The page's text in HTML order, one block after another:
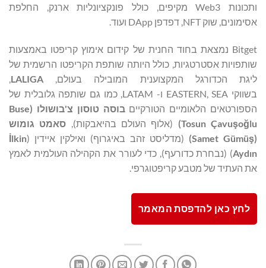
ותכונות Web3 מקיפים, כולל פונקציונליות ארנק, החלפת
אסימונים, שוק NFT, דפדפן DApp ועוד.
Bitget נמצאת בחוד החנית של קידום אימוץ קריפטו באמצעות
שותפויות אסטרטגיות, כולל היותה שותפת הקריפטו הרשמית של
ליגת הכדורגל המקצוענית המובילה בעולם, LALIGA
בשווקי EASTERN, SEA ו- LATAM, כמו גם שותפה גלובלית של
הספורטאים הלאומיים הטורקיים בוסה טוסון צ'בושולו (Buse
Tosun Çavuşoğlu
) (אלוף העולם בהיאבקות), סאמט גומוש
(
Samet Gümüş
) (מדליסט זהב באיגרוף) ואילקין איידין ( İlkin
Aydın) (נבחרת כדורעף), כדי לעורר את הקהילה העולמית לאמץ
את העתיד של מטבע קריפטוגרפי.
לחץ כאן להדפסת המאמר